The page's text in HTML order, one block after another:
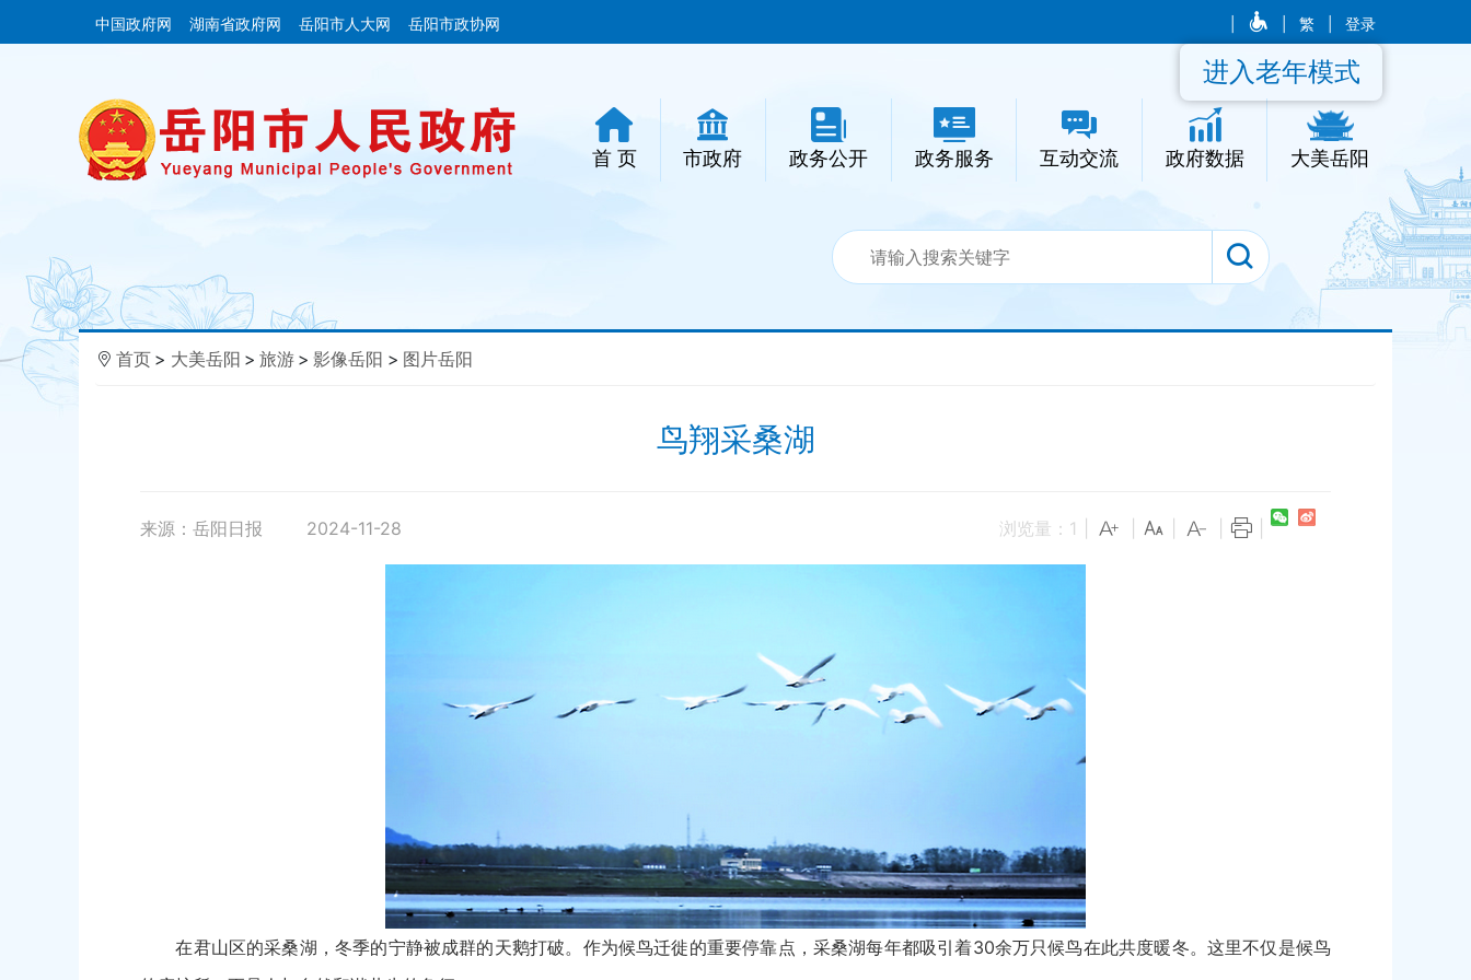
中国政府网 湖南省政府网 岳阳市人大网 岳阳市政协网 繁 登录
首 页 市政府 政务公开 政务服务 互动交流 政府数据 大美岳阳
进入老年模式
首页 > 大美岳阳 > 旅游 > 影像岳阳 > 图片岳阳
鸟翔采桑湖
来源：岳阳日报 2024-11-28 浏览量： 1
在君山区的采桑湖，冬季的宁静被成群的天鹅打破。作为候鸟迁徙的重要停靠点，采桑湖每年都吸引着30余万只候鸟在此共度暖冬。这里不仅是候鸟